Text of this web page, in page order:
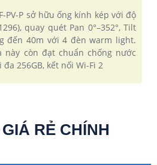
PV-P sở hữu ống kính kép với độ
quay quét Pan 0°–352°, Tilt
đến 40m với 4 đèn warm light.
này còn đạt chuẩn chống nước
256GB, kết nối Wi-Fi 2
RẺ CHÍNH